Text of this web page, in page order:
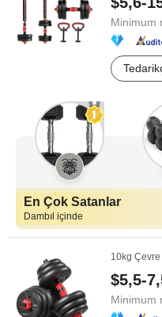
Minimum
En Çok Satanlar
Dambıl içinde
10kg
$5,5-
Minimum